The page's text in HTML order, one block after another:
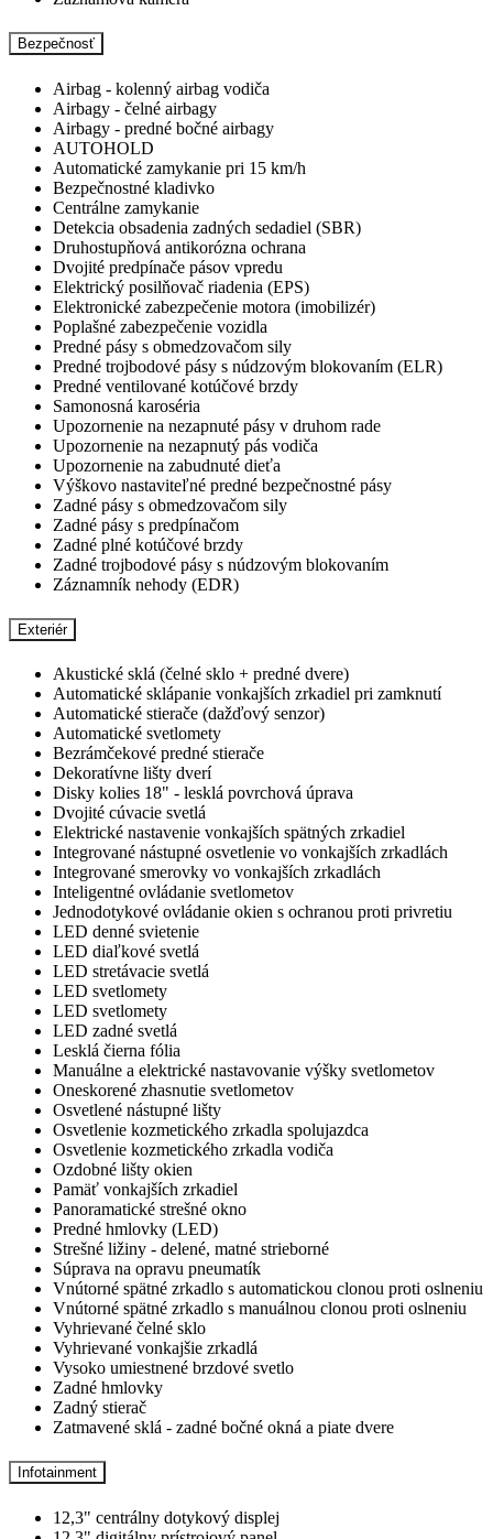
Bezpečnosť
Airbag - kolenný airbag vodiča
Airbagy - čelné airbagy
Airbagy - predné bočné airbagy
AUTOHOLD
Automatické zamykanie pri 15 km/h
Bezpečnostné kladivko
Centrálne zamykanie
Detekcia obsadenia zadných sedadiel (SBR)
Druhostupňová antikorózna ochrana
Dvojité predpínače pásov vpredu
Elektrický posilňovač riadenia (EPS)
Elektronické zabezpečenie motora (imobilizér)
Poplašné zabezpečenie vozidla
Predné pásy s obmedzovačom sily
Predné trojbodové pásy s núdzovým blokovaním (ELR)
Predné ventilované kotúčové brzdy
Samonosná karoséria
Upozornenie na nezapnuté pásy v druhom rade
Upozornenie na nezapnutý pás vodiča
Upozornenie na zabudnuté dieťa
Výškovo nastaviteľné predné bezpečnostné pásy
Zadné pásy s obmedzovačom sily
Zadné pásy s predpínačom
Zadné plné kotúčové brzdy
Zadné trojbodové pásy s núdzovým blokovaním
Záznamník nehody (EDR)
Exteriér
Akustické sklá (čelné sklo + predné dvere)
Automatické sklápanie vonkajších zrkadiel pri zamknutí
Automatické stierače (dažďový senzor)
Automatické svetlomety
Bezrámčekové predné stierače
Dekoratívne lišty dverí
Disky kolies 18" - lesklá povrchová úprava
Dvojité cúvacie svetlá
Elektrické nastavenie vonkajších spätných zrkadiel
Integrované nástupné osvetlenie vo vonkajších zrkadlách
Integrované smerovky vo vonkajších zrkadlách
Inteligentné ovládanie svetlometov
Jednodotykové ovládanie okien s ochranou proti privretiu
LED denné svietenie
LED diaľkové svetlá
LED stretávacie svetlá
LED svetlomety
LED svetlomety
LED zadné svetlá
Lesklá čierna fólia
Manuálne a elektrické nastavovanie výšky svetlometov
Oneskorené zhasnutie svetlometov
Osvetlené nástupné lišty
Osvetlenie kozmetického zrkadla spolujazdca
Osvetlenie kozmetického zrkadla vodiča
Ozdobné lišty okien
Pamäť vonkajších zrkadiel
Panoramatické strešné okno
Predné hmlovky (LED)
Strešné ližiny - delené, matné strieborné
Súprava na opravu pneumatík
Vnútorné spätné zrkadlo s automatickou clonou proti oslneniu
Vnútorné spätné zrkadlo s manuálnou clonou proti oslneniu
Vyhrievané čelné sklo
Vyhrievané vonkajšie zrkadlá
Vysoko umiestnené brzdové svetlo
Zadné hmlovky
Zadný stierač
Zatmavené sklá - zadné bočné okná a piate dvere
Infotainment
12,3" centrálny dotykový displej